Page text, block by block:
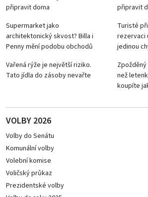
připravit doma
připravit
Supermarket jako
architektonický skvost? Billa i
Penny mění podobu obchodů
Turisté
rezervaci
jedinou
Vařená rýže je největší riziko.
Tato jídla do zásoby nevařte
než
koupíte
VOLBY 2026
Volby do Senátu
Komunální volby
Volební komise
Voličský průkaz
Prezidentské volby